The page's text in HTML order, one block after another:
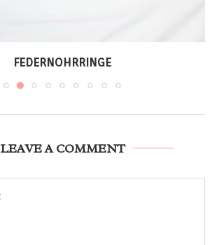
FEDERNOHRRINGE
LEAVE A COMMENT